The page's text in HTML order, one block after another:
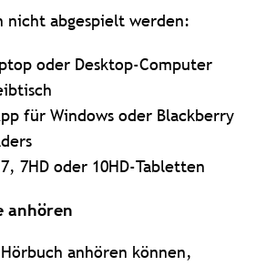
nicht abgespielt werden:
oder Desktop-Computer
für Windows oder Blackberry
7HD oder 10HD-Tabletten
anhören
anhören können,